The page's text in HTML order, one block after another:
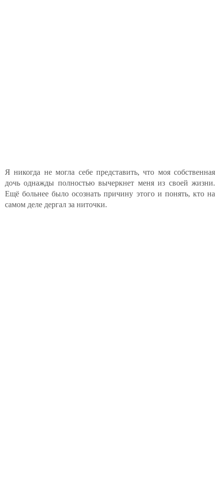
Я никогда не могла себе представить, что моя собственная
дочь однажды полностью вычеркнет меня из своей жизни.
Ещё больнее было осознать причину этого и понять, кто на
самом деле дергал за ниточки.